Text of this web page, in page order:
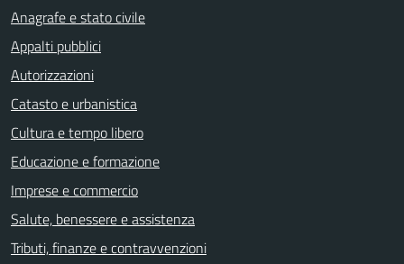
Anagrafe e stato civile
Appalti pubblici
Autorizzazioni
Catasto e urbanistica
Cultura e tempo libero
Educazione e formazione
Imprese e commercio
Salute, benessere e assistenza
Tributi, finanze e contravvenzioni